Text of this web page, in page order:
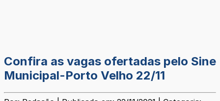
Confira as vagas ofertadas pelo Sine
Municipal-Porto Velho 22/11